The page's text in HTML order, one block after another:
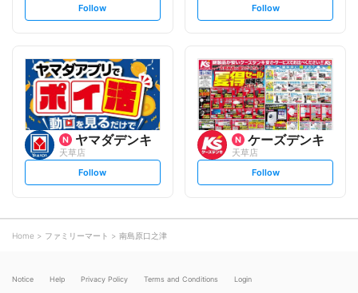
s
l
o
w
Follow
s
l
o
w
Follow
ヤマダデンキ
天草店
s
l
o
Follow
ケーズデンキ
天草店
s
l
Follow
Home ファミリーマート 南島原口之津
Notice Help Privacy Policy Terms and Conditions Login